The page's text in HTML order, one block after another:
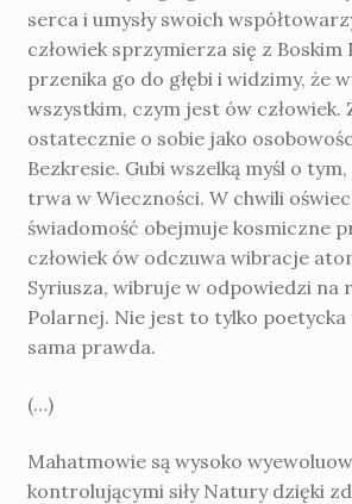
serca i umysły swoich
człowiek sprzymierza się z Boskim
przenika go do głębi i widzimy, że
wszystkim, czym jest ów człowiek.
ostatecznie o sobie jako
Bezkresie. Gubi wszelką myśl o
trwa w Wieczności. W chwili
świadomość obejmuje kosmiczne
człowiek ów odczuwa wibracje
Syriusza, wibruje w odpowiedzi na
Polarnej. Nie jest to tylko
sama prawda.
(…)
Mahatmowie są wysoko
kontrolującymi siły Natury dzięki